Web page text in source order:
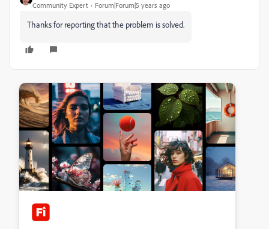
Community Expert Forum|Forum|5 years ago
Thanks for reporting that the problem is solved.